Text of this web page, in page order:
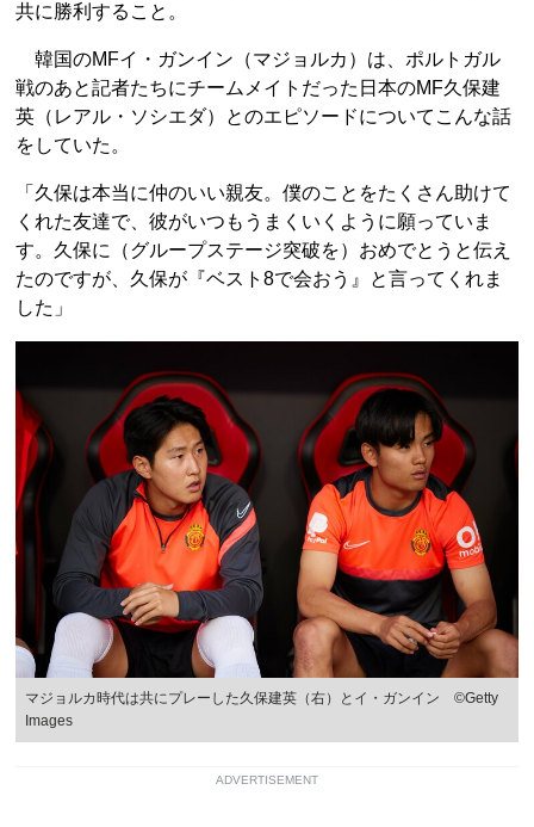
共に勝利すること。
韓国のMFイ・ガンイン（マジョルカ）は、ポルトガル
戦のあと記者たちにチームメイトだった日本のMF久保建
英（レアル・ソシエダ）とのエピソードについてこんな話
をしていた。
「久保は本当に仲のいい親友。僕のことをたくさん助けて
くれた友達で、彼がいつもうまくいくように願っていま
す。久保に（グループステージ突破を）おめでとうと伝え
たのですが、久保が『ベスト8で会おう』と言ってくれま
した」
マジョルカ時代は共にプレーした久保建英（右）とイ・ガンイン ©︎Getty
Images
ADVERTISEMENT